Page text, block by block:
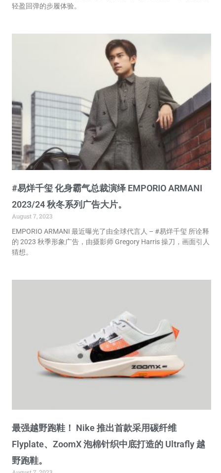
轻盈回弹的步履体验。
#易烊千玺 化身霸气总裁演绎 EMPORIO ARMANI
2023/24 秋冬系列广告大片。
August 7, 2023
EMPORIO ARMANI 最近曝光了由全球代言人 – #易烊千玺 所诠释
的 2023 秋季形象广告，由摄影师 Gregory Harris 操刀，画面引人
猜想。
最强越野跑鞋！ Nike 推出首款采用碳纤维
Flyplate、ZoomX 泡棉针织中底打造的 Ultrafly 越
野跑鞋。